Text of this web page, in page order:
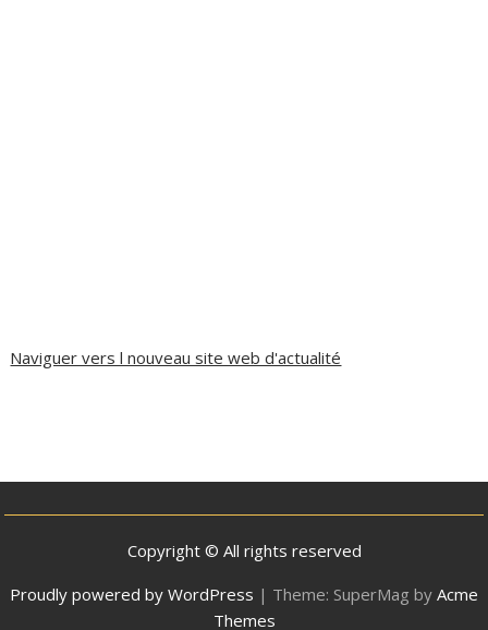
Naviguer vers l nouveau site web d'actualité
Copyright © All rights reserved
Proudly powered by WordPress | Theme: SuperMag by Acme
Themes